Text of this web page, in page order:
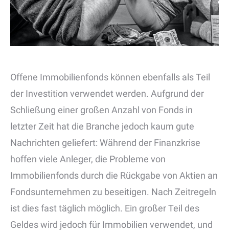
Offene Immobilienfonds können ebenfalls als Teil
der Investition verwendet werden. Aufgrund der
Schließung einer großen Anzahl von Fonds in
letzter Zeit hat die Branche jedoch kaum gute
Nachrichten geliefert: Während der Finanzkrise
hoffen viele Anleger, die Probleme von
Immobilienfonds durch die Rückgabe von Aktien an
Fondsunternehmen zu beseitigen. Nach Zeitregeln
ist dies fast täglich möglich. Ein großer Teil des
Geldes wird jedoch für Immobilien verwendet, und